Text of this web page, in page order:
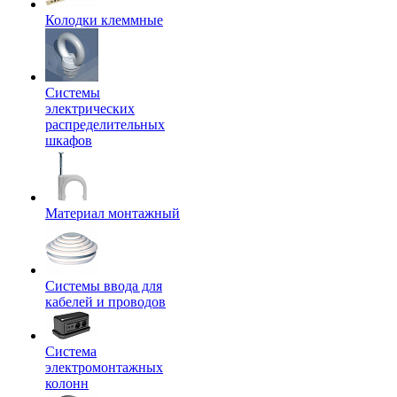
Колодки клеммные
Системы
электрических
распределительных
шкафов
Материал монтажный
Системы ввода для
кабелей и проводов
Система
электромонтажных
колонн